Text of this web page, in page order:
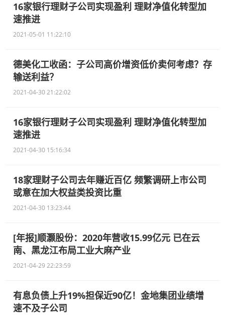
16家银行理财子公司实现盈利 理财净值化转型加
速推进
2021-05-01 11:22:10
德美化工收函：子公司高价增资低价卖何考虑？存
输送利益？
2021-04-30 21:22:02
16家银行理财子公司实现盈利 理财净值化转型加
速推进
2021-04-30 15:16:34
18家理财子公司去年赚近百亿 频繁调研上市公司
或意在加大权益类投资比重
2021-04-30 13:23:44
[年报]顺灏股份：2020年营收15.99亿元 已在云
南、黑龙江布局工业大麻产业
2021-04-29 22:23:59
有息负债上升19%担保近90亿！金地集团业绩增
速不及子公司